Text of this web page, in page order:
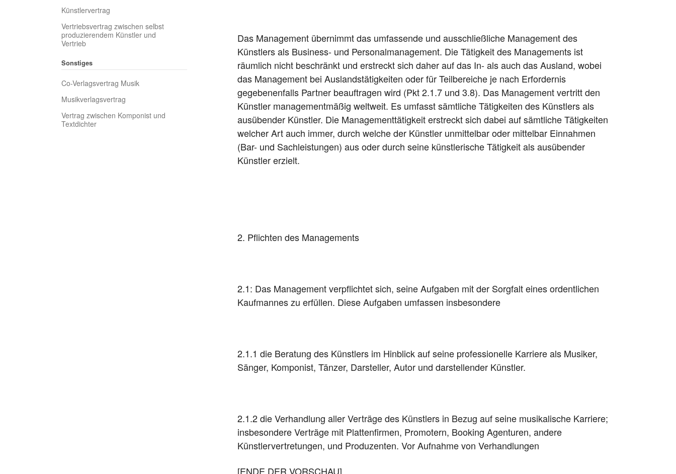
Künstlervertrag
Vertriebsvertrag zwischen selbst
produzierendem Künstler und
Vertrieb
Sonstiges
Co-Verlagsvertrag Musik
Musikverlagsvertrag
Vertrag zwischen Komponist und
Textdichter
Das Management übernimmt das umfassende und ausschließliche Management des
Künstlers als Business- und Personalmanagement. Die Tätigkeit des Managements ist
räumlich nicht beschränkt und erstreckt sich daher auf das In- als auch das Ausland, wobei
das Management bei Auslandstätigkeiten oder für Teilbereiche je nach Erfordernis
gegebenenfalls Partner beauftragen wird (Pkt 2.1.7 und 3.8). Das Management vertritt den
Künstler managementmäßig weltweit. Es umfasst sämtliche Tätigkeiten des Künstlers als
ausübender Künstler. Die Managementtätigkeit erstreckt sich dabei auf sämtliche Tätigkeiten
welcher Art auch immer, durch welche der Künstler unmittelbar oder mittelbar Einnahmen
(Bar- und Sachleistungen) aus oder durch seine künstlerische Tätigkeit als ausübender
Künstler erzielt.
2. Pflichten des Managements
2.1: Das Management verpflichtet sich, seine Aufgaben mit der Sorgfalt eines ordentlichen
Kaufmannes zu erfüllen. Diese Aufgaben umfassen insbesondere
2.1.1 die Beratung des Künstlers im Hinblick auf seine professionelle Karriere als Musiker,
Sänger, Komponist, Tänzer, Darsteller, Autor und darstellender Künstler.
2.1.2 die Verhandlung aller Verträge des Künstlers in Bezug auf seine musikalische Karriere;
insbesondere Verträge mit Plattenfirmen, Promotern, Booking Agenturen, andere
Künstlervertretungen, und Produzenten. Vor Aufnahme von Verhandlungen
[ENDE DER VORSCHAU]